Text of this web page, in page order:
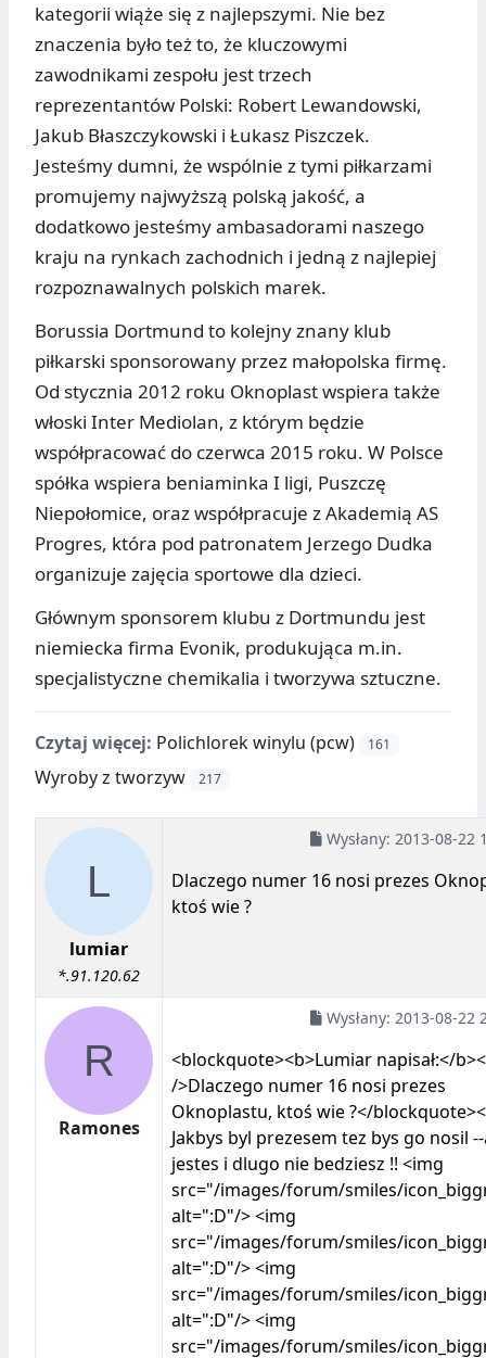
kategorii wiąże się z najlepszymi. Nie bez
znaczenia było też to, że kluczowymi
zawodnikami zespołu jest trzech
reprezentantów Polski: Robert Lewandowski,
Jakub Błaszczykowski i Łukasz Piszczek.
Jesteśmy dumni, że wspólnie z tymi piłkarzami
promujemy najwyższą polską jakość, a
dodatkowo jesteśmy ambasadorami naszego
kraju na rynkach zachodnich i jedną z najlepiej
rozpoznawalnych polskich marek.
Borussia Dortmund to kolejny znany klub
piłkarski sponsorowany przez małopolska firmę.
Od stycznia 2012 roku Oknoplast wspiera także
włoski Inter Mediolan, z którym będzie
współpracować do czerwca 2015 roku. W Polsce
spółka wspiera beniaminka I ligi, Puszczę
Niepołomice, oraz współpracuje z Akademią AS
Progres, która pod patronatem Jerzego Dudka
organizuje zajęcia sportowe dla dzieci.
Głównym sponsorem klubu z Dortmundu jest
niemiecka firma Evonik, produkująca m.in.
specjalistyczne chemikalia i tworzywa sztuczne.
Czytaj więcej: Polichlorek winylu (pcw) 161
Wyroby z tworzyw 217
lumiar
*.91.120.62
Wysłany: 2013-08-22
Dlaczego numer 16 nosi prezes
ktoś wie ?
Ramones
Wysłany: 2013-08-22
<blockquote><b>Lumiar napisał:</
/>Dlaczego numer 16 nosi prezes
Oknoplastu, ktoś wie ?</
Jakbys byl prezesem tez bys go nosil
jestes i dlugo nie bedziesz !! <img
src="/images/forum/smiles/
alt=":D"/> <img
src="/images/forum/smiles/
alt=":D"/> <img
src="/images/forum/smiles/
alt=":D"/> <img
src="/images/forum/smiles/